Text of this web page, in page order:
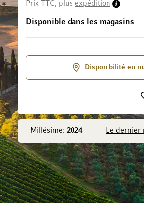
Millésime: 2024 Le dernier
Prix TTC, plus expédition
Disponible dans les magasins
Disponibilité en
la Galerie d’images